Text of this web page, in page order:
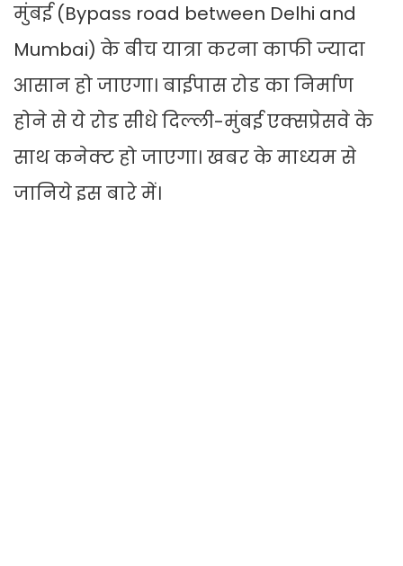
मुंबई (Bypass road between Delhi and
Mumbai) के बीच यात्रा करना काफी ज्यादा
आसान हो जाएगा। बाईपास रोड का निर्माण
होने से ये रोड सीधे दिल्ली-मुंबई एक्सप्रेसवे के
साथ कनेक्ट हो जाएगा। खबर के माध्यम से
जानिये इस बारे में।